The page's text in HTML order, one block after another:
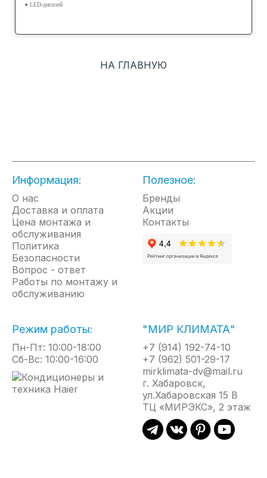
● LED-дисплей
НА ГЛАВНУЮ
Информация:
О нас
Доставка и оплата
Цена монтажа и
обслуживания
Политика
Безопасности
Вопрос - ответ
Работы по монтажу и
обслуживанию
Полезное:
Бренды
Акции
Контакты
Режим работы:
Пн-Пт: 10:00-18:00
Сб-Вс: 10:00-16:00
"МИР КЛИМАТА"
+7 (914) 192-74-10
+7 (962) 501-29-17
mirklimata-dv@mail.ru
г. Хабаровск,
ул.Хабаровская 15 В
ТЦ «МИРЭКС», 2 этаж